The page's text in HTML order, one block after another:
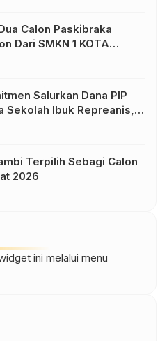
Calon Paskibraka
Dari SMKN 1 KOTA
Salurkan Dana PIP
Sekolah Ibuk Repreanis,
Tak Boleh Dipotong
Terpilih Sebagi Calon
2026
ini melalui menu